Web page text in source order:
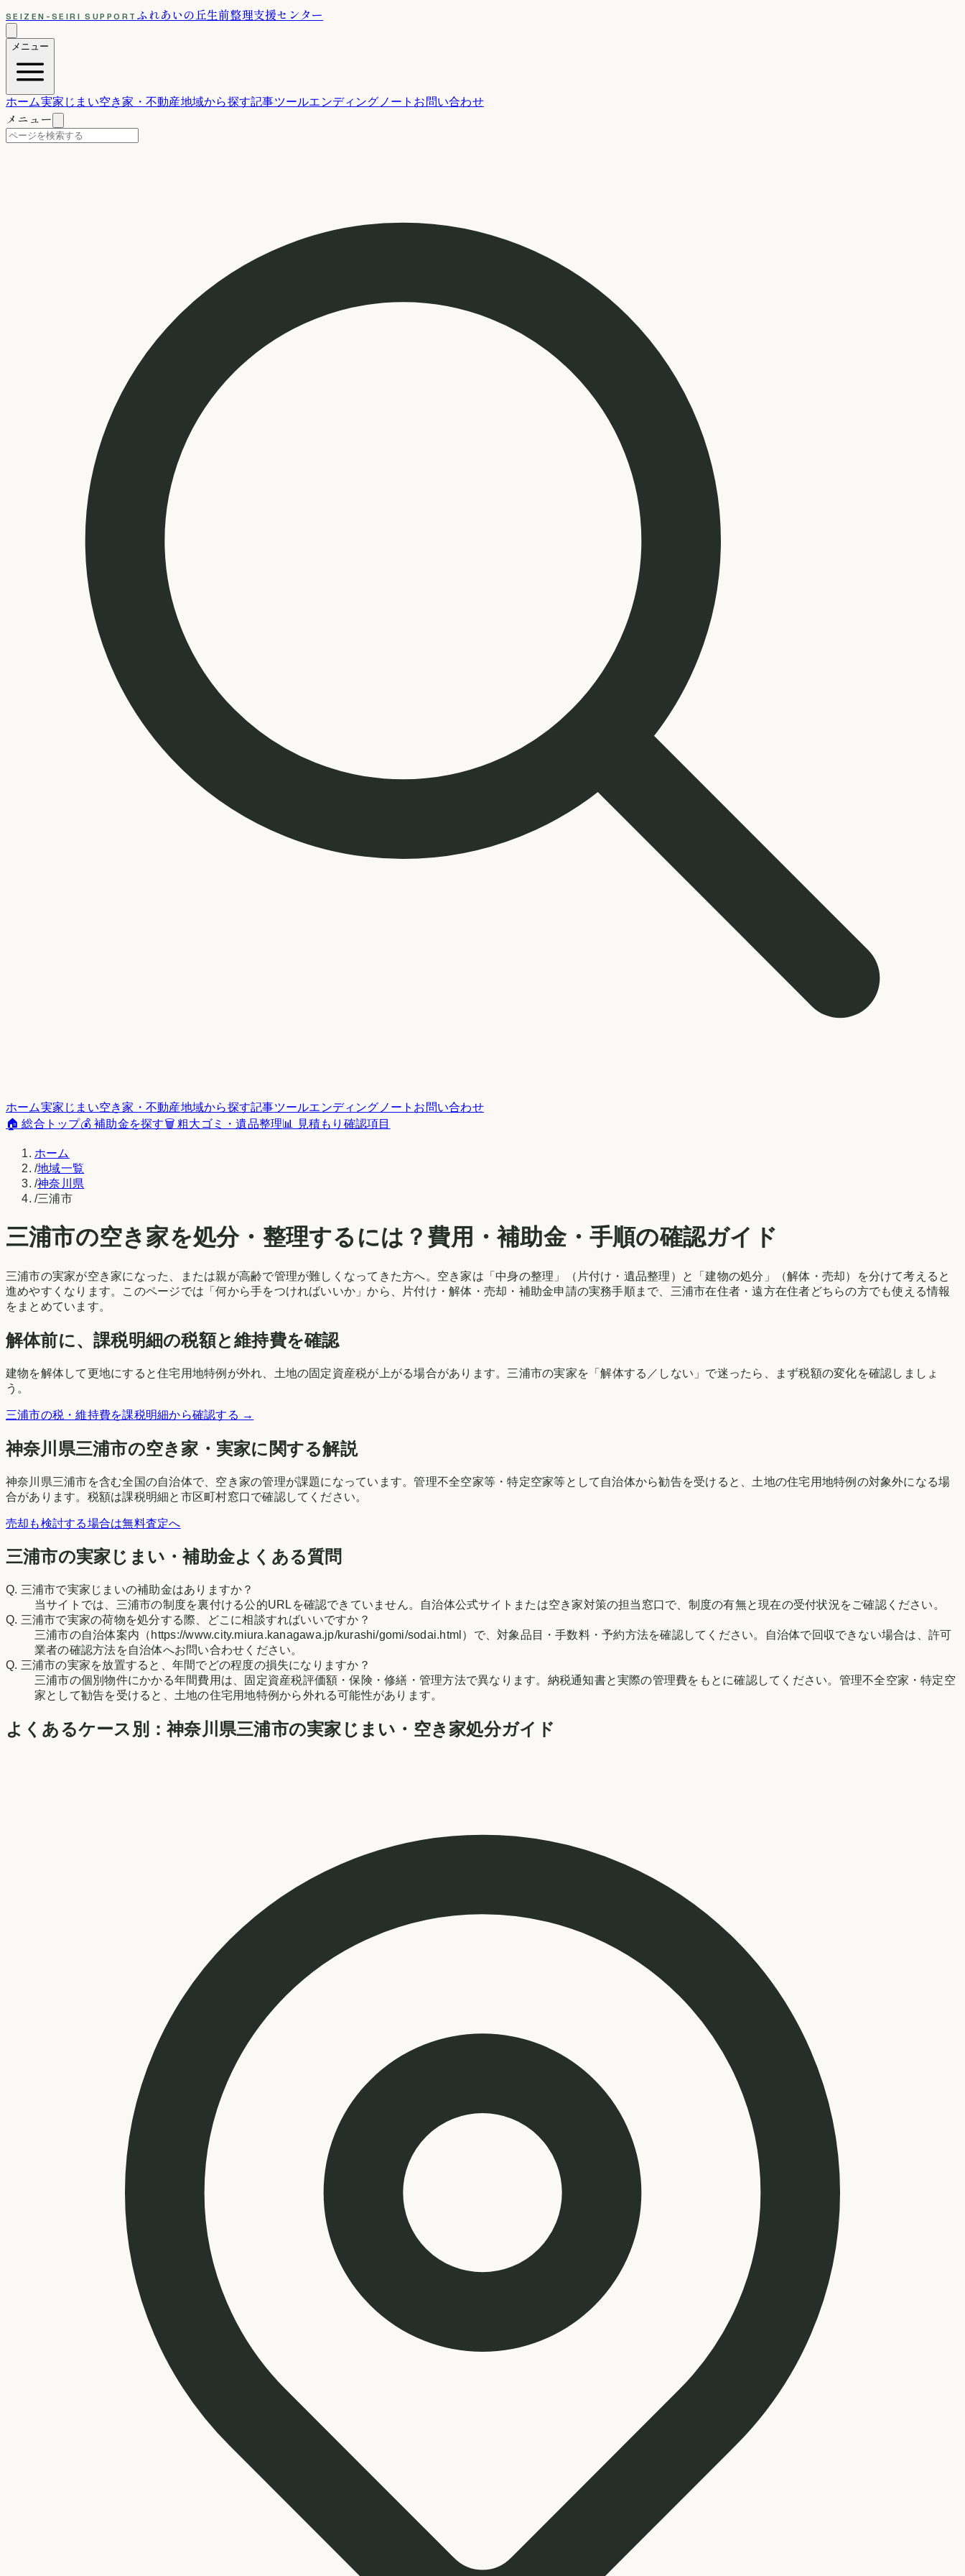
SEIZEN-SEIRI SUPPORT ふれあいの丘生前整理支援センター
メニュー
ホーム実家じまい空き家・不動産地域から探す記事ツールエンディングノート お問い合わせ
メニュー
ホーム実家じまい空き家・不動産地域から探す記事ツールエンディングノート お問い合わせ
🏠 総合トップ💰 補助金を探す🗑️ 粗大ゴミ・遺品整理📊 見積もり確認項目
ホーム
/地域一覧
/神奈川県
/三浦市
三浦市の空き家を処分・整理するには？費用・補助金・手順の確認ガイド
三浦市の実家が空き家になった、または親が高齢で管理が難しくなってきた方へ。空き家は「中身の整理」（片付け・遺品整理）と「建物の処分」（解体・売却）を分けて考えると
進めやすくなります。このページでは「何から手をつければいいか」から、片付け・解体・売却・補助金申請の実務手順まで、 三浦市在住者・遠方在住者どちらの方でも使える情報
をまとめています。
解体前に、課税明細の税額と維持費を確認
建物を解体して更地にすると住宅用地特例が外れ、土地の固定資産税が上がる場合があります。 三浦市の実家を「解体する／しない」で迷ったら、まず税額の変化を確認しましょ
う。
三浦市の税・維持費を課税明細から確認する →
神奈川県三浦市の空き家・実家に関する解説
神奈川県三浦市を含む全国の自治体で、空き家の管理が課題になっています。管理不全空家等・特定空家等として自治体から勧告を受けると、土地の住宅用地特例の対象外になる場
合があります。税額は課税明細と市区町村窓口で確認してください。
売却も検討する場合は無料査定へ
三浦市の実家じまい・補助金よくある質問
Q. 三浦市で実家じまいの補助金はありますか？
当サイトでは、三浦市の制度を裏付ける公的URLを確認できていません。自治体公式サイトまたは空き家対策の担当窓口で、制度の有無と現在の受付状況をご確認ください。
Q. 三浦市で実家の荷物を処分する際、どこに相談すればいいですか？
三浦市の自治体案内（https://www.city.miura.kanagawa.jp/kurashi/gomi/sodai.html）で、対象品目・手数料・予約方法を確認してください。自治体で回収できない場合は、許可
業者の確認方法を自治体へお問い合わせください。
Q. 三浦市の実家を放置すると、年間でどの程度の損失になりますか？
三浦市の個別物件にかかる年間費用は、固定資産税評価額・保険・修繕・管理方法で異なります。納税通知書と実際の管理費をもとに確認してください。管理不全空家・特定空
家として勧告を受けると、土地の住宅用地特例から外れる可能性があります。
よくあるケース別：神奈川県三浦市の実家じまい・空き家処分ガイド